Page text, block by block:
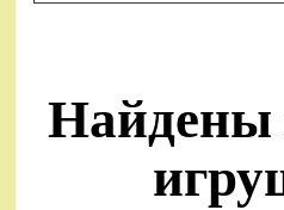
Найдены